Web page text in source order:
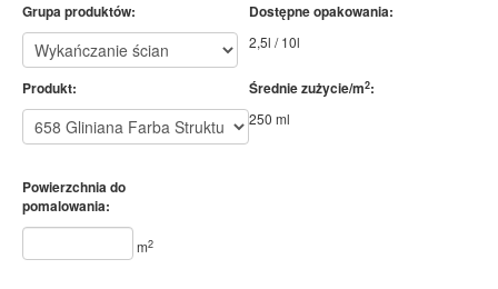
Kontakt
On line Shop
Dostępne opakowania:
2,5l / 10l
Grupa produktów:
Średnie zużycie/m2:
250 ml
Produkt:
Powierzchnia do
pomalowania:
m2